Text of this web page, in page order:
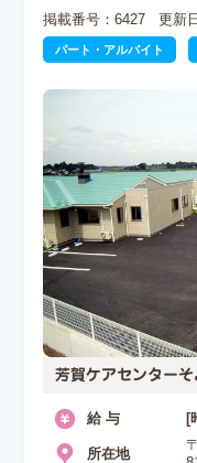
掲載番号：6427 更新
パート・アルバイト
芳賀ケアセンターそ
給 与 [
所在地